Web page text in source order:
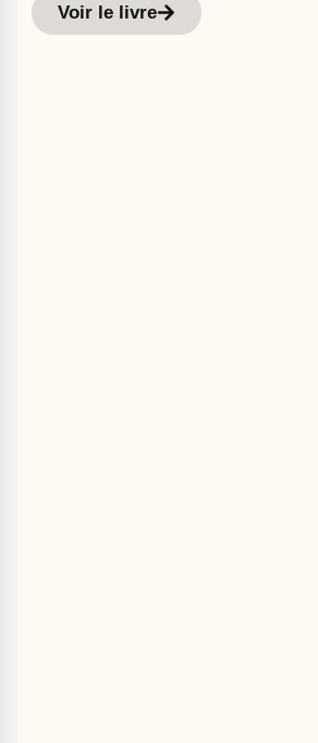
Voir le livre